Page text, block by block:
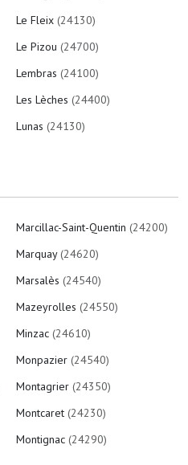
Le Fleix (24130)
Le Pizou (24700)
Lembras (24100)
Les Lèches (24400)
Lunas (24130)
Marcillac-Saint-Quentin (24200)
Marquay(24620)
Marsalès (24540)
Mazeyrolles (24550)
Minzac (24610)
Monpazier (24540)
Montagrier (24350)
Montcaret (24230)
Montignac (24290)